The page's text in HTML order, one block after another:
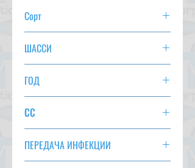
Сорт
ШАССИ
ГОД
CC
ПЕРЕДАЧА ИНФЕКЦИИ